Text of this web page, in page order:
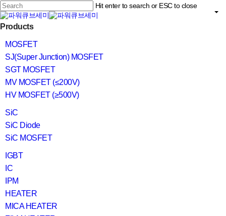
Skip
to
main
content
Hit enter to search or ESC to close
Close
Search
search
Menu
Products
MOSFET
SJ(Super Junction) MOSFET
SGT MOSFET
MV MOSFET (≤200V)
HV MOSFET (≥500V)
SiC
SiC Diode
SiC MOSFET
IGBT
IC
IPM
HEATER
MICA HEATER